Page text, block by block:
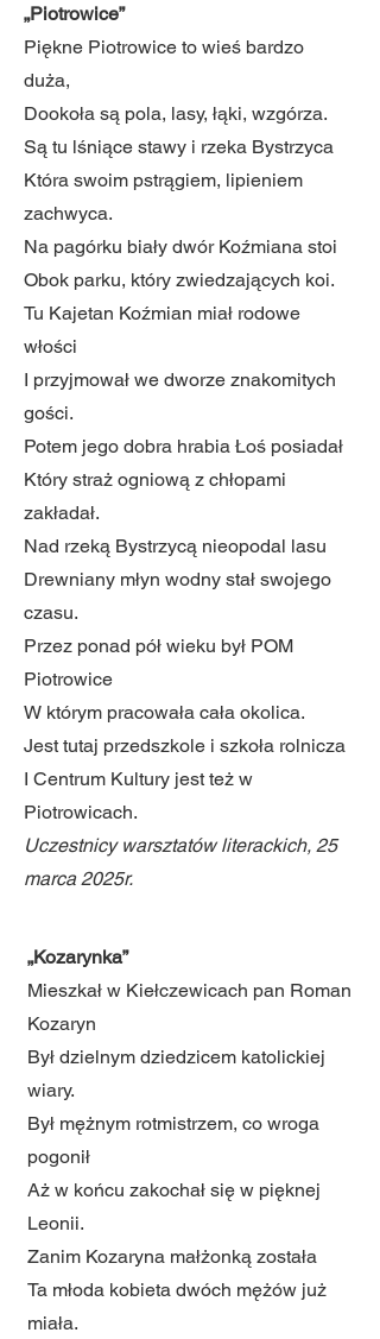
„Piotrowice”
Piękne Piotrowice to wieś bardzo
duża,
Dookoła są pola, lasy, łąki, wzgórza.
Są tu lśniące stawy i rzeka Bystrzyca
Która swoim pstrągiem, lipieniem
zachwyca.
Na pagórku biały dwór Koźmiana stoi
Obok parku, który zwiedzających koi.
Tu Kajetan Koźmian miał rodowe
włości
I przyjmował we dworze znakomitych
gości.
Potem jego dobra hrabia Łoś posiadał
Który straż ogniową z chłopami
zakładał.
Nad rzeką Bystrzycą nieopodal lasu
Drewniany młyn wodny stał swojego
czasu.
Przez ponad pół wieku był POM
Piotrowice
W którym pracowała cała okolica.
Jest tutaj przedszkole i szkoła rolnicza
I Centrum Kultury jest też w
Piotrowicach.
Uczestnicy warsztatów literackich, 25
marca 2025r.
„Kozarynka”
Mieszkał w Kiełczewicach pan Roman
Kozaryn
Był dzielnym dziedzicem katolickiej
wiary.
Był mężnym rotmistrzem, co wroga
pogonił
Aż w końcu zakochał się w pięknej
Leonii.
Zanim Kozaryna małżonką została
Ta młoda kobieta dwóch mężów już
miała.